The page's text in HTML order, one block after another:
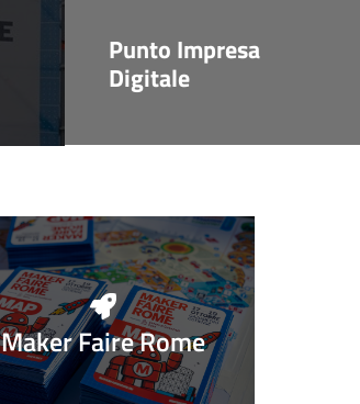
Punto Impresa
Digitale
Maker Faire Rome